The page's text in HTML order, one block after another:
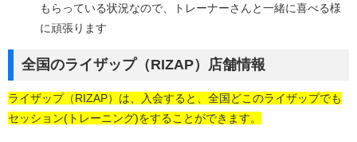
もらっている状況なので、トレーナーさんと一緒に喜べる様
に頑張ります
全国のライザップ（RIZAP）店舗情報
ライザップ（RIZAP）は、入会すると、全国どこのライザップでも
セッション(トレーニング)をすることができます。